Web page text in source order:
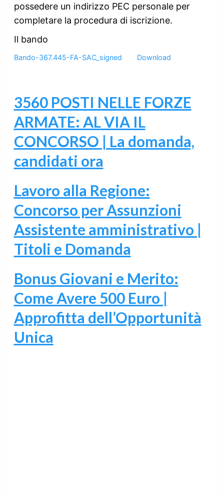
possedere un indirizzo PEC personale per
completare la procedura di iscrizione.
Il bando
Bando-367.445-FA-SAC_signed Download
3560 POSTI NELLE FORZE
ARMATE: AL VIA IL
CONCORSO | La domanda,
candidati ora
Lavoro alla Regione:
Concorso per Assunzioni
Assistente amministrativo |
Titoli e Domanda
Bonus Giovani e Merito:
Come Avere 500 Euro |
Approfitta dell’Opportunità
Unica